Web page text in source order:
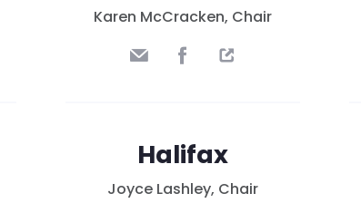
Karen McCracken, Chair
Halifax
Joyce Lashley, Chair